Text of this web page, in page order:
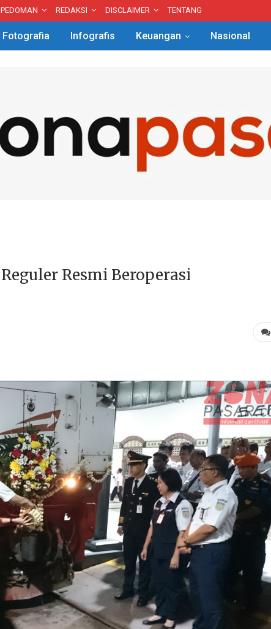
PEDOMAN REDAKSI DISCLAIMER TENTANG
Fotografia Infografis Keuangan Nasional
Resmi Beroperasi